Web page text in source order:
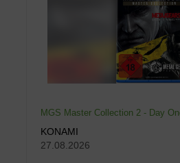
MGS Master Collection 2 - Day
KONAMI
27.08.2026